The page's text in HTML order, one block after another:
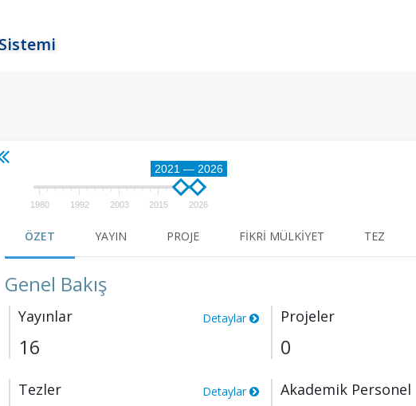
2021 — 2026
1980 1992 2003 2015 2026
ÖZET YAYIN PROJE FIKRI MÜLKIYET TEZ
Genel Bakış
Yayınlar Detaylar
16
Projeler
0
Tezler Detaylar Akademik Personel